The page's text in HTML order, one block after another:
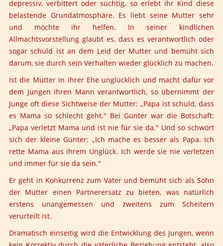
depressiv, verbittert oder süchtig, so erlebt ihr Kind diese
belastende Grundatmosphäre. Es liebt seine Mutter sehr
und möchte ihr helfen. In seiner kindlichen
Allmachtsvorstellung glaubt es, dass es verantwortlich oder
sogar schuld ist an dem Leid der Mutter und bemüht sich
darum, sie durch sein Verhalten wieder glücklich zu machen.
Ist die Mutter in ihrer Ehe unglücklich und macht dafür vor
dem Jungen ihren Mann verantwortlich, so übernimmt der
Junge oft diese Sichtweise der Mutter: „Papa ist schuld, dass
es Mama so schlecht geht." Bei Günter war die Botschaft:
„Papa verletzt Mama und ist nie für sie da." Und so schwört
sich der kleine Günter: „Ich mache es besser als Papa. Ich
rette Mama aus ihrem Unglück. Ich werde sie nie verletzen
und immer für sie da sein."
Er geht in Konkurrenz zum Vater und bemüht sich als Sohn
der Mutter einen Partnerersatz zu bieten, was natürlich
erstens unangemessen und zweitens zum Scheitern
verurteilt ist.
Dramatisch einseitig wird die Entwicklung des Jungen, wenn